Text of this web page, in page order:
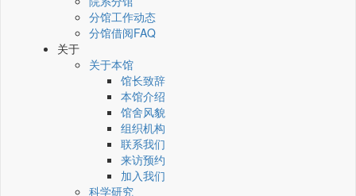
分馆工作动态
分馆借阅FAQ
关于
关于本馆
馆长致辞
本馆介绍
馆舍风貌
组织机构
联系我们
来访预约
加入我们
科学研究